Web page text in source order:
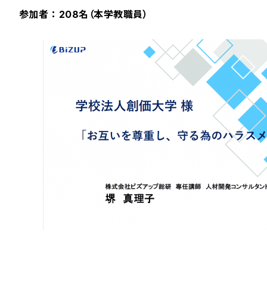
参加者 ： 208名（本学教職員）